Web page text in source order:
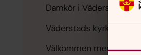
Damkör i Väderstads
Väderstads kyrka,
Välkommen med